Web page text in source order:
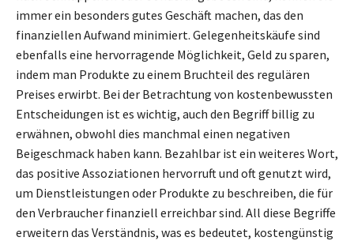
immer ein besonders gutes Geschäft machen, das den
finanziellen Aufwand minimiert. Gelegenheitskäufe sind
ebenfalls eine hervorragende Möglichkeit, Geld zu sparen,
indem man Produkte zu einem Bruchteil des regulären
Preises erwirbt. Bei der Betrachtung von kostenbewussten
Entscheidungen ist es wichtig, auch den Begriff billig zu
erwähnen, obwohl dies manchmal einen negativen
Beigeschmack haben kann. Bezahlbar ist ein weiteres Wort,
das positive Assoziationen hervorruft und oft genutzt wird,
um Dienstleistungen oder Produkte zu beschreiben, die für
den Verbraucher finanziell erreichbar sind. All diese Begriffe
erweitern das Verständnis, was es bedeutet, kostengünstig